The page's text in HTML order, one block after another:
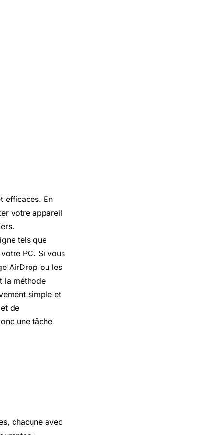
efficaces. En
votre appareil
tels que
PC. Si vous
AirDrop ou les
la méthode
simple et
de
une tâche
chacune avec